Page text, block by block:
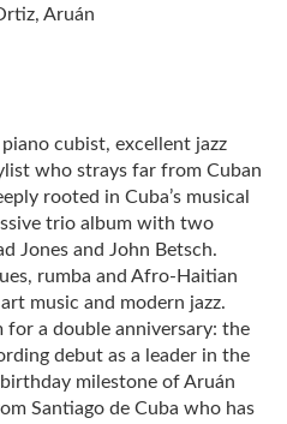
Aruán
cubist, excellent jazz
who strays far from Cuban
rooted in Cuba’s musical
trio album with two
Jones and John Betsch.
rumba and Afro-Haitian
music and modern jazz.
for a double anniversary: the
debut as a leader in the
milestone of Aruán
Santiago de Cuba who has